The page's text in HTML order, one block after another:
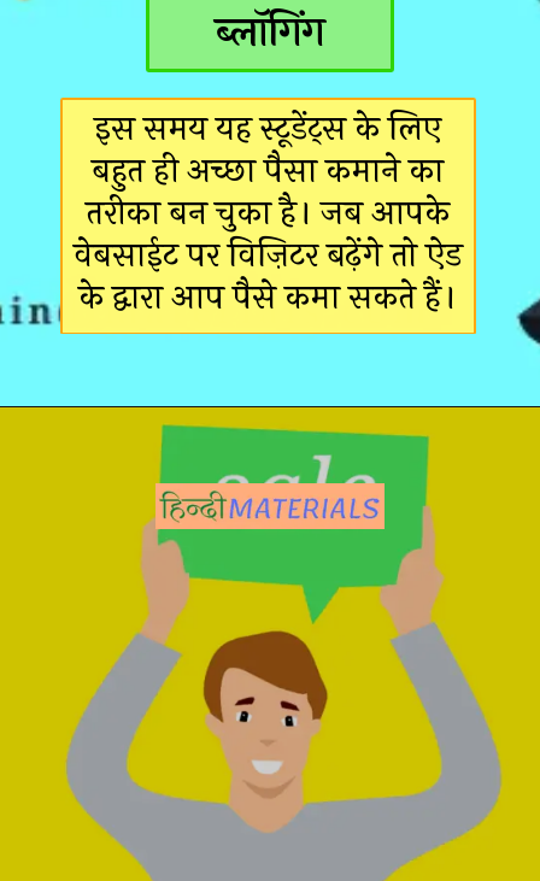
ब्लॉगिंग
इस समय यह स्टूडेंट्स के लिए
बहुत ही अच्छा पैसा कमाने का
तरीका बन चुका है। जब आपके
वेबसाईट पर विज़िटर बढ़ेंगे तो ऐड
के द्वारा आप पैसे कमा सकते हैं।